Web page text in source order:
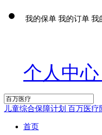
我的保单 我的订单 我
个人中
儿童综合保障计划 百万医疗
首页